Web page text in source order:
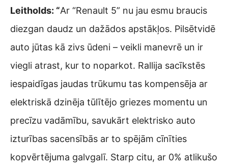
Leitholds: “Ar “Renault 5” nu jau esmu braucis
diezgan daudz un dažādos apstākļos. Pilsētvidē
auto jūtas kā zivs ūdeni – veikli manevrē un ir
viegli atrast, kur to noparkot. Rallija sacīkstēs
iespaidīgas jaudas trūkumu tas kompensēja ar
elektriskā dzinēja tūlītējo griezes momentu un
precīzu vadāmību, savukārt elektrisko auto
izturības sacensībās ar to spējām cīnīties
kopvērtējuma galvgalī. Starp citu, ar 0% atlikušo